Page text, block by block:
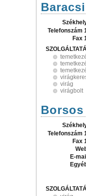
Telefonszám
Fax
virág
virágbolt
Telefonszám
Fax
E-